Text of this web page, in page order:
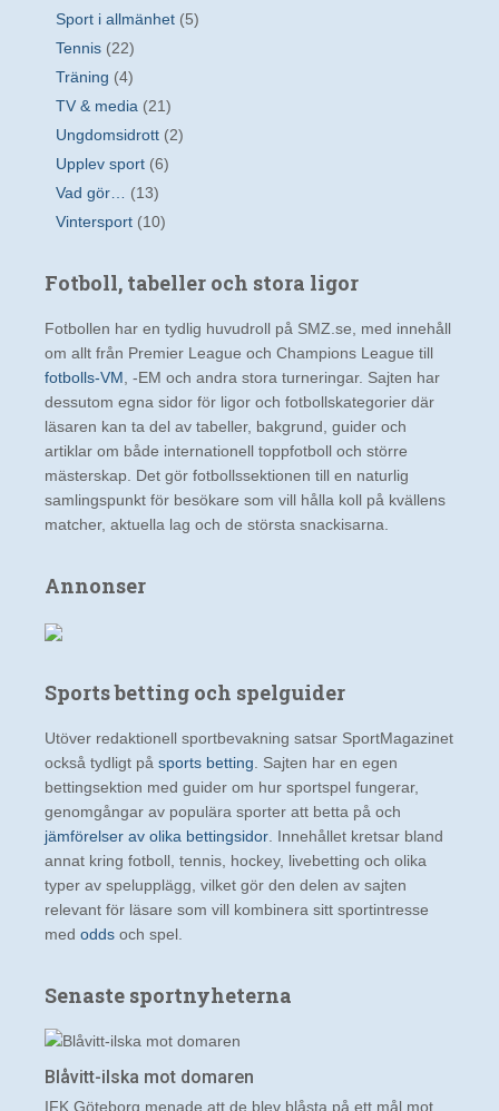
Sport i allmänhet (5)
Tennis (22)
Träning (4)
TV & media (21)
Ungdomsidrott (2)
Upplev sport (6)
Vad gör…
(13)
Vintersport (10)
Fotboll, tabeller och stora ligor
Fotbollen har en tydlig huvudroll på SMZ.se, med innehåll
om allt från Premier League och Champions League till
fotbolls-VM , -EM och andra stora turneringar. Sajten har
dessutom egna sidor för ligor och fotbollskategorier där
läsaren kan ta del av tabeller, bakgrund, guider och
artiklar om både internationell toppfotboll och större
mästerskap. Det gör fotbollssektionen till en naturlig
samlingspunkt för besökare som vill hålla koll på kvällens
matcher, aktuella lag och de största snackisarna.
Annonser
Sports betting och spelguider
Utöver redaktionell sportbevakning satsar SportMagazinet
också tydligt på sports betting . Sajten har en egen
bettingsektion med guider om hur sportspel fungerar,
genomgångar av populära sporter att betta på och
jämförelser av olika bettingsidor . Innehållet kretsar bland
annat kring fotboll, tennis, hockey, livebetting och olika
typer av spelupplägg, vilket gör den delen av sajten
relevant för läsare som vill kombinera sitt sportintresse
med odds och spel.
Senaste sportnyheterna
Blåvitt-ilska mot domaren
IFK Göteborg menade att de blev blåsta på ett mål mot